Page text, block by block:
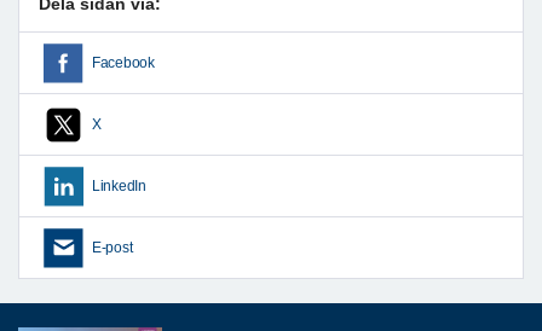
Dela sidan via:
Facebook
X
LinkedIn
E-post